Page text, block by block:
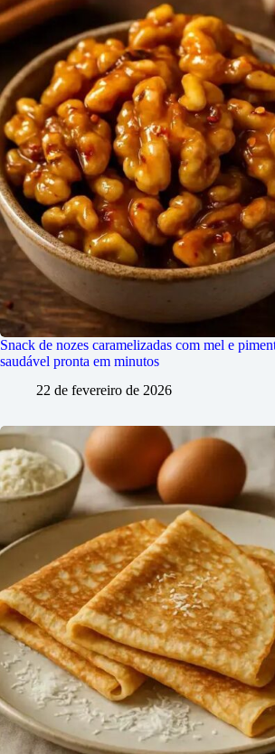
Snack de nozes caramelizadas com mel e
saudável pronta em minutos
22 de fevereiro de 2026